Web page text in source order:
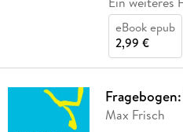
eBook epub
2,99 €
Max Frisch